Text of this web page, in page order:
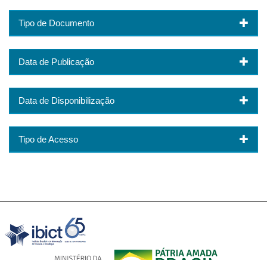
Tipo de Documento
Data de Publicação
Data de Disponibilização
Tipo de Acesso